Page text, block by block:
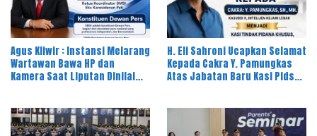
Agus Kliwir : Instansi Melarang
Wartawan Bawa HP dan
Kamera Saat Liputan Dinilai
H. Eli Sahroni Ucapkan Selamat
Kepada Cakra Y. Pamungkas
Atas Jabatan Baru Kasi Pidsus